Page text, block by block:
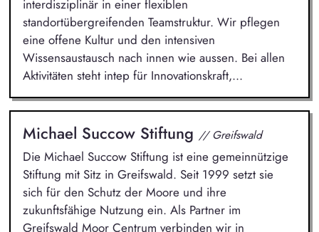
interdisziplinär in einer flexiblen
standortübergreifenden Teamstruktur. Wir pflegen
eine offene Kultur und den intensiven
Wissensaustausch nach innen wie aussen. Bei allen
Aktivitäten steht intep für Innovationskraft,...
Michael Succow Stiftung // Greifswald
Die Michael Succow Stiftung ist eine gemeinnützige
Stiftung mit Sitz in Greifswald. Seit 1999 setzt sie
sich für den Schutz der Moore und ihre
zukunftsfähige Nutzung ein. Als Partner im
Greifswald Moor Centrum verbinden wir in